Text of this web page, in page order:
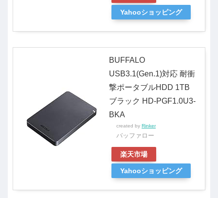
Yahooショッピング
BUFFALO
USB3.1(Gen.1)対応 耐衝
撃ポータブルHDD 1TB
ブラック HD-PGF1.0U3-
BKA
created by Rinker
バッファロー
楽天市場
Yahooショッピング